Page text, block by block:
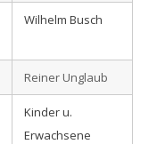
Wilhelm Busch
Reiner Unglaub
Kinder u.
Erwachsene